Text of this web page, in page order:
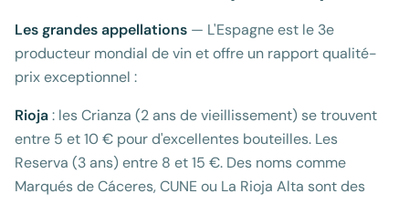
Les grandes appellations — L'Espagne est le 3e
producteur mondial de vin et offre un rapport qualité-
prix exceptionnel :
Rioja: les Crianza (2 ans de vieillissement) se trouvent
entre 5 et 10 € pour d'excellentes bouteilles. Les
Reserva (3 ans) entre 8 et 15 €. Des noms comme
Marqués de Cáceres, CUNE ou La Rioja Alta sont des